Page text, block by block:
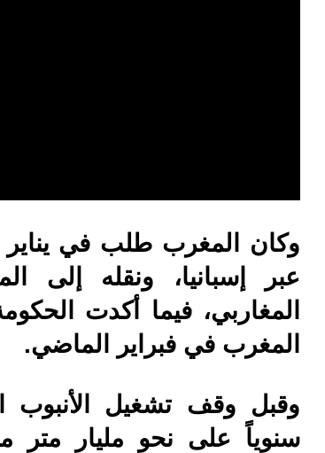
وكان المغرب طلب في يناير
عبر إسبانيا، ونقله إلى
المغاربي، فيما أكدت
المغرب في فبراير الماضي.
وقبل وقف تشغيل الأنبوب
سنوياً على نحو مليار متر